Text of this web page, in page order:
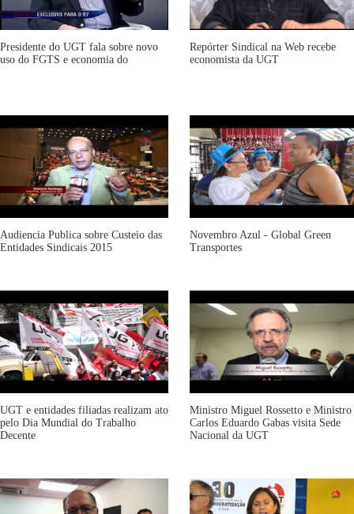
Presidente do UGT fala sobre novo
uso do FGTS e economia do
Repórter Sindical na Web recebe
economista da UGT
Audiencia Publica sobre Custeio das
Entidades Sindicais 2015
Novembro Azul - Global Green
Transportes
UGT e entidades filiadas realizam ato
pelo Dia Mundial do Trabalho
Decente
Ministro Miguel Rossetto e Ministro
Carlos Eduardo Gabas visita Sede
Nacional da UGT